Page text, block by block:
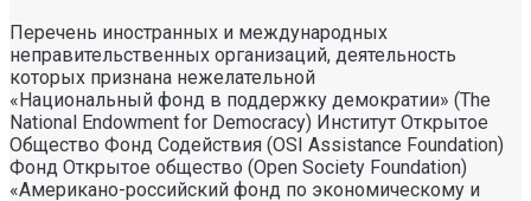
Перечень иностранных и международных
неправительственных организаций, деятельность
которых признана нежелательной
«Национальный фонд в поддержку демократии» (The
National Endowment for Democracy) Институт Открытое
Общество Фонд Содействия (OSI Assistance Foundation)
Фонд Открытое общество (Open Society Foundation)
«Американо-российский фонд по экономическому и